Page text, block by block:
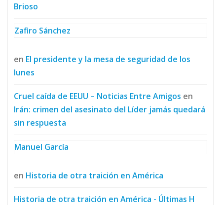
Brioso
Zafiro Sánchez
en El presidente y la mesa de seguridad de los
lunes
Cruel caída de EEUU – Noticias Entre Amigos en
Irán: crimen del asesinato del Líder jamás quedará
sin respuesta
Manuel García
en Historia de otra traición en América
Historia de otra traición en América - Últimas H